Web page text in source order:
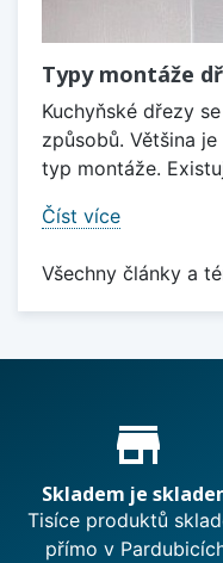
Typy montáže
Kuchyňské dřezy
způsobů. Většina
typ montáže.
Číst více
Všechny články a
Proč nakupovat u
store_mall_directory
Skladem je
Tisíce produktů
přímo v